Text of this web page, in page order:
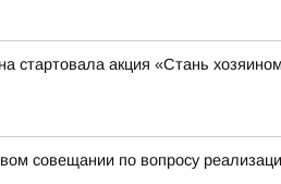
акция «Стань хозяином
совещании по вопросу